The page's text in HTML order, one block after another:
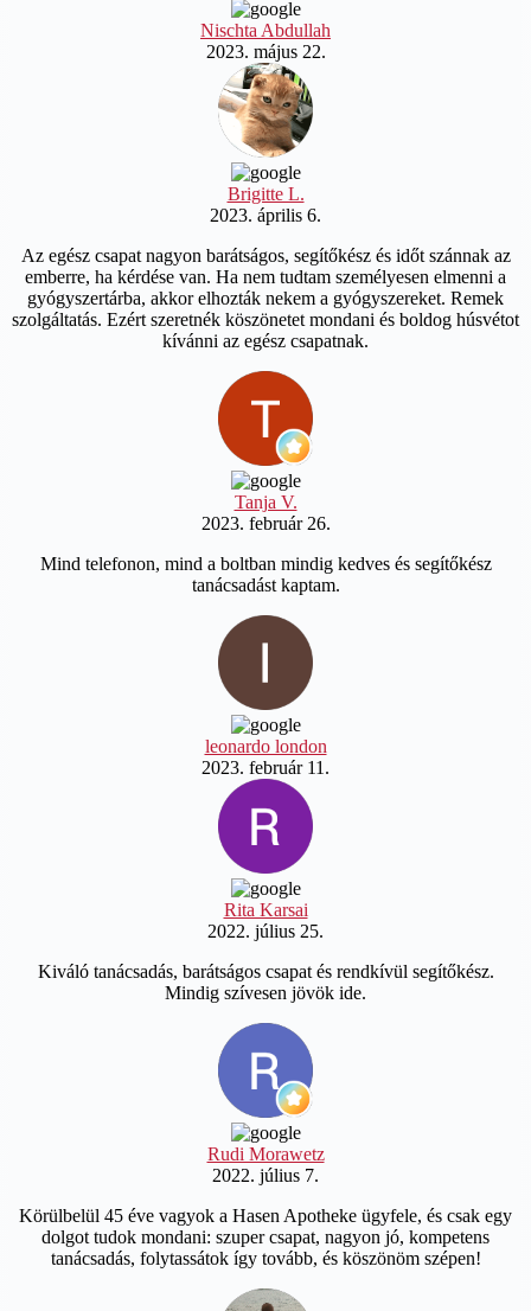
Nischta Abdullah
2023. május 22.
Brigitte L.
2023. április 6.
Az egész csapat nagyon barátságos, segítőkész és időt szánnak az
emberre, ha kérdése van. Ha nem tudtam személyesen elmenni a
gyógyszertárba, akkor elhozták nekem a gyógyszereket. Remek
szolgáltatás. Ezért szeretnék köszönetet mondani és boldog húsvétot
kívánni az egész csapatnak.
Tanja V.
2023. február 26.
Mind telefonon, mind a boltban mindig kedves és segítőkész
tanácsadást kaptam.
leonardo london
2023. február 11.
Rita Karsai
2022. július 25.
Kiváló tanácsadás, barátságos csapat és rendkívül segítőkész.
Mindig szívesen jövök ide.
Rudi Morawetz
2022. július 7.
Körülbelül 45 éve vagyok a Hasen Apotheke ügyfele, és csak egy
dolgot tudok mondani: szuper csapat, nagyon jó, kompetens
tanácsadás, folytassátok így tovább, és köszönöm szépen!